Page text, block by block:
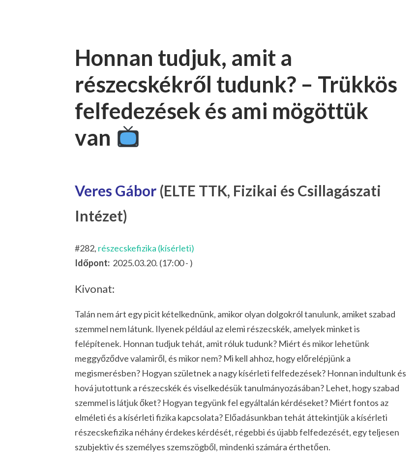
OK
IG
Honnan tudjuk, amit a
részecskékről tudunk? – Trükkös
felfedezések és ami mögöttük
van
Veres Gábor (ELTE TTK, Fizikai és Csillagászati
Intézet)
#282, részecskefizika (kísérleti)
Időpont: 2025.03.20. (17:00 - )
Kivonat:
Talán nem árt egy picit kételkednünk, amikor olyan dolgokról tanulunk, amiket szabad
szemmel nem látunk. Ilyenek például az elemi részecskék, amelyek minket is
felépítenek. Honnan tudjuk tehát, amit róluk tudunk? Miért és mikor lehetünk
meggyőződve valamiről, és mikor nem? Mi kell ahhoz, hogy előrelépjünk a
megismerésben? Hogyan születnek a nagy kísérleti felfedezések? Honnan indultunk és
hová jutottunk a részecskék és viselkedésük tanulmányozásában? Lehet, hogy szabad
szemmel is látjuk őket? Hogyan tegyünk fel egyáltalán kérdéseket? Miért fontos az
elméleti és a kísérleti fizika kapcsolata? Előadásunkban tehát áttekintjük a kísérleti
részecskefizika néhány érdekes kérdését, régebbi és újabb felfedezését, egy teljesen
szubjektiv és személyes szemszögből, mindenki számára érthetően.